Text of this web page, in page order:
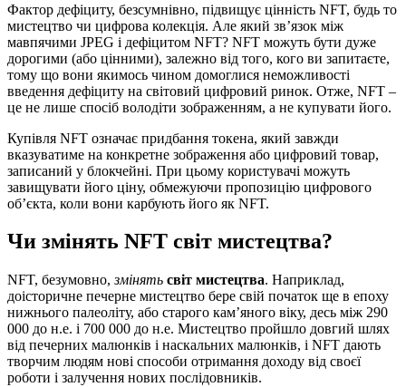
Фактор дефіциту, безсумнівно, підвищує цінність NFT, будь то
мистецтво чи цифрова колекція. Але який зв’язок між
мавпячими JPEG і дефіцитом NFT? NFT можуть бути дуже
дорогими (або цінними), залежно від того, кого ви запитаєте,
тому що вони якимось чином домоглися неможливості
введення дефіциту на світовий цифровий ринок. Отже, NFT –
це не лише спосіб володіти зображенням, а не купувати його.
Купівля NFT означає придбання токена, який завжди
вказуватиме на конкретне зображення або цифровий товар,
записаний у блокчейні. При цьому користувачі можуть
завищувати його ціну, обмежуючи пропозицію цифрового
об’єкта, коли вони карбують його як NFT.
Чи змінять NFT світ мистецтва?
NFT, безумовно,змінять світ мистецтва. Наприклад,
доісторичне печерне мистецтво бере свій початок ще в епоху
нижнього палеоліту, або старого кам’яного віку, десь між 290
000 до н.е. і 700 000 до н.е. Мистецтво пройшло довгий шлях
від печерних малюнків і наскальних малюнків, і NFT дають
творчим людям нові способи отримання доходу від своєї
роботи і залучення нових послідовників.